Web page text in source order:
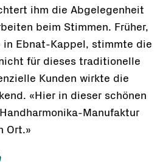
ihm die Abgelegenheit
beim Stimmen. Früher,
in Ebnat-Kappel, stimmte die
für dieses traditionelle
Kunden wirkte die
«Hier in dieser schönen
Manufaktur
Ort.»